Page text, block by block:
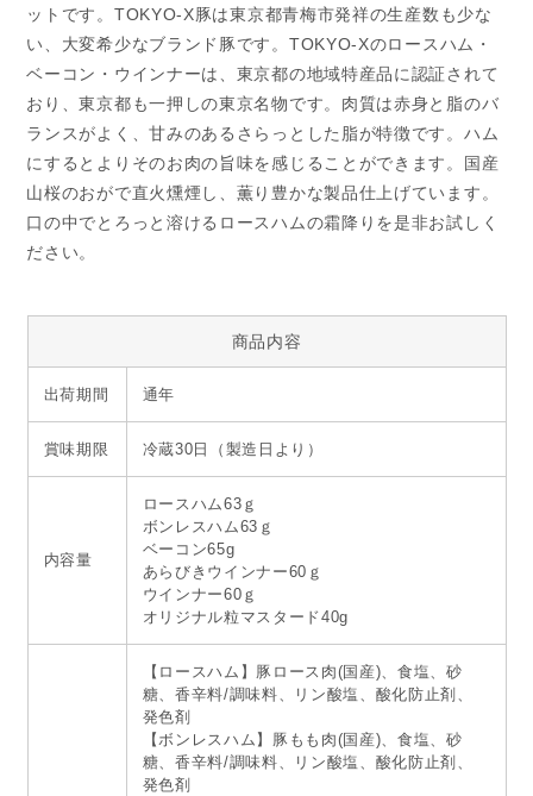
ットです。TOKYO-X豚は東京都青梅市発祥の生産数も少な
い、大変希少なブランド豚です。TOKYO-Xのロースハム・
ベーコン・ウインナーは、東京都の地域特産品に認証されて
おり、東京都も一押しの東京名物です。肉質は赤身と脂のバ
ランスがよく、甘みのあるさらっとした脂が特徴です。ハム
にするとよりそのお肉の旨味を感じることができます。国産
山桜のおがで直火燻煙し、薫り豊かな製品仕上げています。
口の中でとろっと溶けるロースハムの霜降りを是非お試しく
ださい。
商品内容
出荷期間 通年
賞味期限 冷蔵30日（製造日より）
内容量
ロースハム63ｇ
ボンレスハム63ｇ
ベーコン65g
あらびきウインナー60ｇ
ウインナー60ｇ
オリジナル粒マスタード40g
【ロースハム】豚ロース肉(国産)、食塩、砂
糖、香辛料/調味料、リン酸塩、酸化防止剤、
発色剤
【ボンレスハム】豚もも肉(国産)、食塩、砂
糖、香辛料/調味料、リン酸塩、酸化防止剤、
発色剤